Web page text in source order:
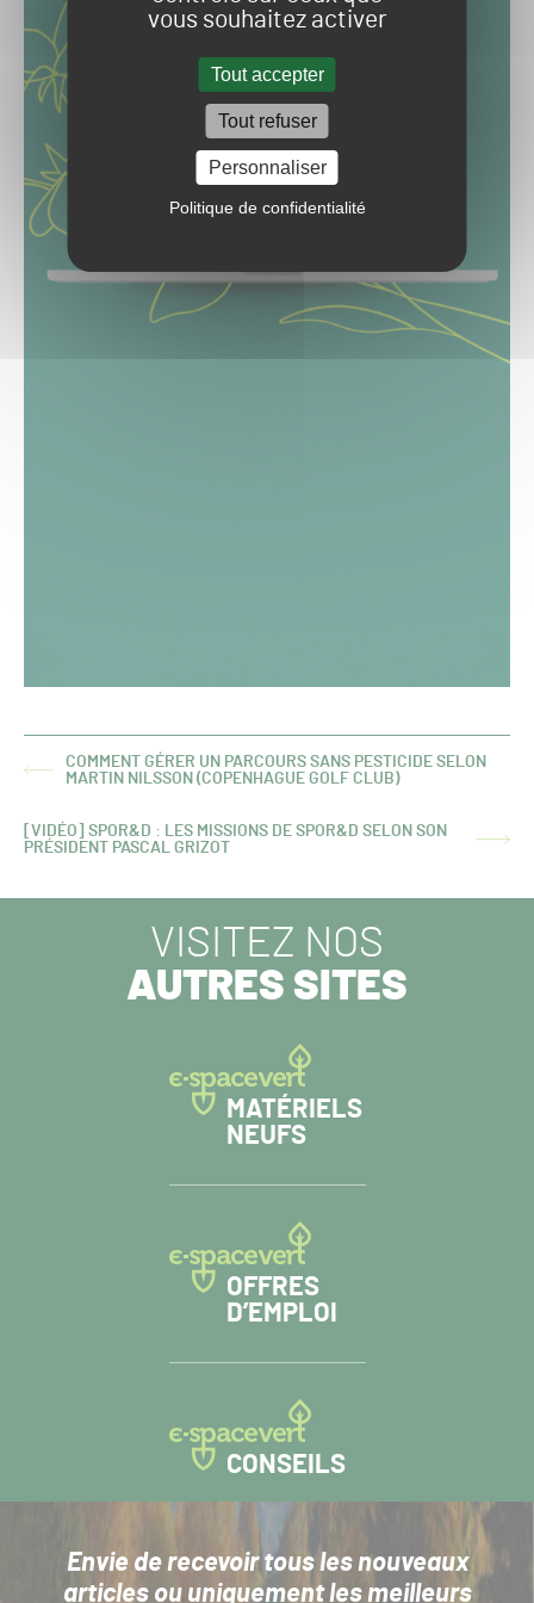
vous souhaitez activer
Tout accepter
Tout refuser
Personnaliser
Politique de confidentialité
ARTICLE
COMMENT GÉRER UN PARCOURS SANS PESTICIDE SELON
MARTIN NILSSON (COPENHAGUE GOLF CLUB)
ARTICLE
[VIDÉO] SPOR&D : LES MISSIONS DE SPOR&D SELON SON
PRÉSIDENT PASCAL GRIZOT
VISITEZ NOS
AUTRES SITES
MATÉRIELS
NEUFS
OFFRES
D’EMPLOI
CONSEILS
Envie de recevoir tous les nouveaux
articlesou uniquement les meilleurs